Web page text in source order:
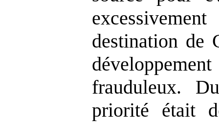
destination de
frauduleux.
priorité était